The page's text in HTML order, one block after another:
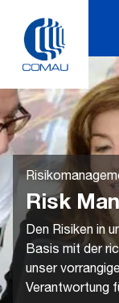
content
Risk
Den Risiken in
Basis mit der
unser
Verantwortung